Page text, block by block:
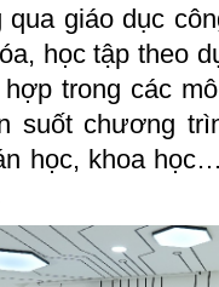
giáo dục
học tập theo
trong các
suốt chương
học, khoa